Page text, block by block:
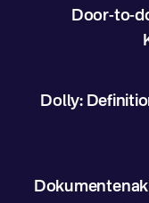
Door-to-
Dolly: